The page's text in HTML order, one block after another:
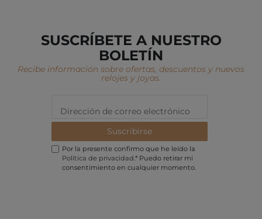
SUSCRÍBETE A NUESTRO
BOLETÍN
Recibe información sobre ofertas, descuentos y nuevos
relojes y joyas.
Suscribirse
Por la presente confirmo que he leído la
Política de privacidad .* Puedo retirar mi
consentimiento en cualquier momento.